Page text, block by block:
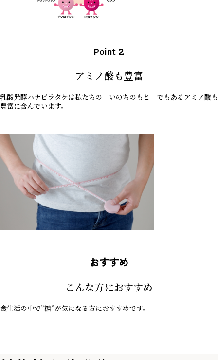
Point 2
アミノ酸も豊富
乳酸発酵ハナビラタケは私たちの「いのちのもと」でもあるアミノ酸も
豊富に含んでいます。
おすすめ
こんな方におすすめ
食生活の中で”糖”が気になる方におすすめです。